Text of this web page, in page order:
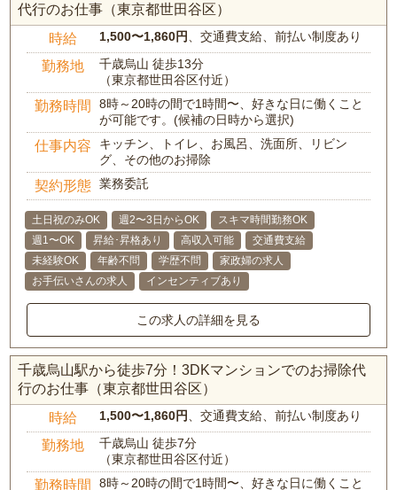
代行のお仕事（東京都世田谷区）
時給 1,500〜1,860円、交通費支給、前払い制度あり
勤務地
千歳烏山 徒歩13分
（東京都世田谷区付近）
勤務時間
8時～20時の間で1時間〜、好きな日に働くこと
が可能です。(候補の日時から選択)
仕事内容
キッチン、トイレ、お風呂、洗面所、リビン
グ、その他のお掃除
契約形態 業務委託
土日祝のみOK 週2〜3日からOK
スキマ時間勤務OK
週1〜OK
昇給･昇格あり 高収入可能
交通費支給
未経験OK
年齢不問 学歴不問
家政婦の求人
お手伝いさんの求人
インセンティブあり
この求人の詳細を見る
千歳烏山駅から徒歩7分！3DKマンションでのお掃除代
行のお仕事（東京都世田谷区）
時給 1,500〜1,860円、交通費支給、前払い制度あり
勤務地
千歳烏山 徒歩7分
（東京都世田谷区付近）
勤務時間
8時～20時の間で1時間〜、好きな日に働くこと